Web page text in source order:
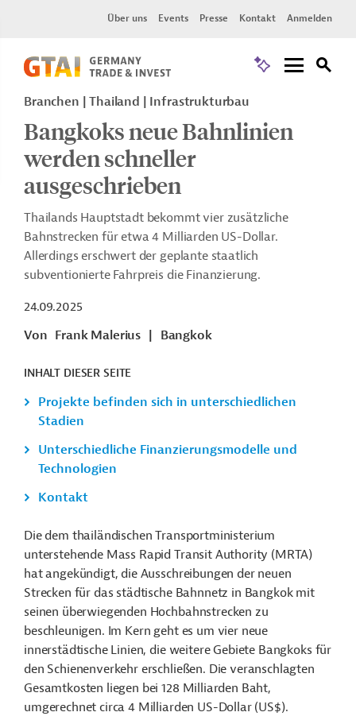
Über uns Events Presse Kontakt Anmelden
Branchen | Thailand | Infrastrukturbau
Bangkoks neue Bahnlinien
werden schneller
ausgeschrieben
Thailands Hauptstadt bekommt vier zusätzliche
Bahnstrecken für etwa 4 Milliarden US-Dollar.
Allerdings erschwert der geplante staatlich
subventionierte Fahrpreis die Finanzierung.
24.09.2025
Von Frank Malerius Bangkok
INHALT DIESER SEITE
Projekte befinden sich in unterschiedlichen
Stadien
Unterschiedliche Finanzierungsmodelle und
Technologien
Kontakt
Die dem thailändischen Transportministerium
unterstehende Mass Rapid Transit Authority (MRTA)
hat angekündigt, die Ausschreibungen der neuen
Strecken für das städtische Bahnnetz in Bangkok mit
seinen überwiegenden Hochbahnstrecken zu
beschleunigen. Im Kern geht es um vier neue
innerstädtische Linien, die weitere Gebiete Bangkoks für
den Schienenverkehr erschließen. Die veranschlagten
Gesamtkosten liegen bei 128 Milliarden Baht,
umgerechnet circa 4 Milliarden US-Dollar (US$).